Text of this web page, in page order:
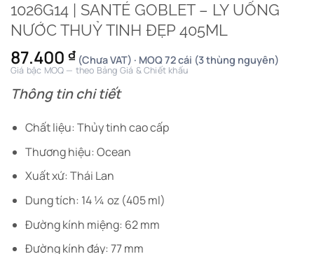
1026G14 | SANTÉ GOBLET – LY UỐNG
NƯỚC THUỶ TINH ĐẸP 405ML
87.400 ₫ (Chưa VAT) · MOQ 72 cái (3 thùng nguyên)
Giá bậc MOQ — theo Bảng Giá & Chiết khấu
Thông tin chi tiết
Chất liệu: Thủy tinh cao cấp
Thương hiệu: Ocean
Xuất xứ: Thái Lan
Dung tích: 14 ¼ oz (405 ml)
Đường kính miệng: 62 mm
Đường kính đáy: 77 mm